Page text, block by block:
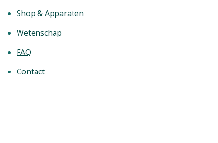
Shop & Apparaten
Wetenschap
FAQ
Contact